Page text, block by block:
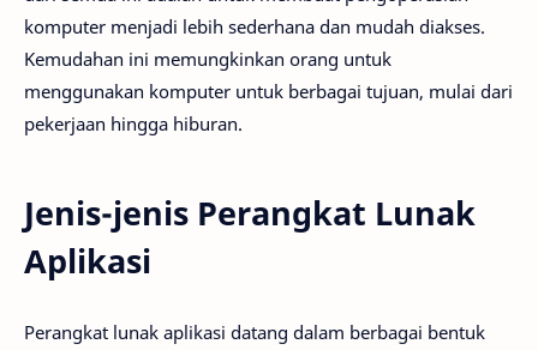
komputer menjadi lebih sederhana dan mudah diakses.
Kemudahan ini memungkinkan orang untuk
menggunakan komputer untuk berbagai tujuan, mulai dari
pekerjaan hingga hiburan.
Jenis-jenis Perangkat Lunak
Aplikasi
Perangkat lunak aplikasi datang dalam berbagai bentuk